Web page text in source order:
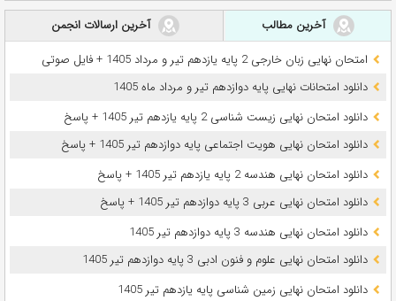
آخرین مطالب
آخرین ارسالات انجمن
امتحان نهایی زبان خارجی 2 پایه یازدهم تیر و مرداد 1405 + فایل صوتی
دانلود امتحانات نهایی پایه دوازدهم تیر و مرداد ماه 1405
دانلود امتحان نهایی زیست شناسی 2 پایه یازدهم تیر 1405 + پاسخ
دانلود امتحان نهایی هویت اجتماعی پایه دوازدهم تیر 1405 + پاسخ
دانلود امتحان نهایی هندسه 2 پایه یازدهم تیر 1405 + پاسخ
دانلود امتحان نهایی عربی 3 پایه دوازدهم تیر 1405 + پاسخ
دانلود امتحان نهایی هندسه 3 پایه دوازدهم تیر 1405
دانلود امتحان نهایی علوم و فنون ادبی 3 پایه دوازدهم تیر 1405
دانلود امتحان نهایی زمین شناسی پایه یازدهم تیر 1405